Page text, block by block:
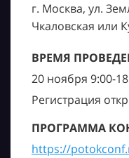
г. Москва, ул.
Чкаловская или
ВРЕМЯ
20 ноября 9:00-
Регистрация
ПРОГРАММА
https://